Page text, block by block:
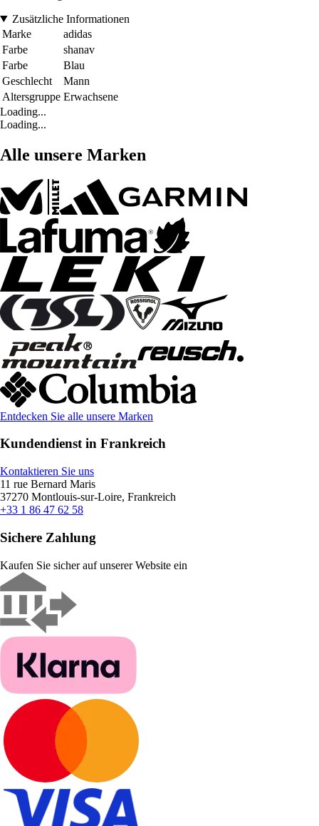
Zusätzliche Informationen
Marke
adidas
Farbe
shanav
Farbe
Blau
Geschlecht
Mann
Altersgruppe Erwachsene
Loading...
Loading...
Alle unsere Marken
Entdecken Sie alle unsere Marken
Kundendienst in Frankreich
Kontaktieren Sie uns
11 rue Bernard Maris
37270 Montlouis-sur-Loire, Frankreich
+33 1 86 47 62 58
Sichere Zahlung
Kaufen Sie sicher auf unserer Website ein